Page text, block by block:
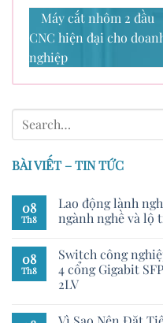
Máy cắt nhôm 2 đầu
CNC hiện đại cho
nghiệp
BÀI VIẾT – TIN TỨC
08
Th8
Lao động lành
ngành nghề và lộ
08
Th8
Switch công
4 cổng Gigabit
2LV